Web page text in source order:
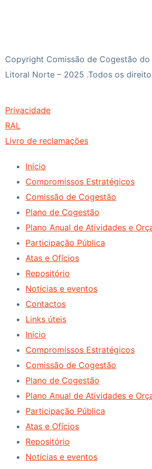
Copyright Comissão de Cogestão
Litoral Norte – 2025 .Todos os
Privacidade
RAL
Livro de reclamações
Início
Compromissos Estratégicos
Comissão de Cogestão
Plano de Cogestão
Plano Anual de Atividades e
Participação Pública
Atas e Ofícios
Repositório
Notícias e eventos
Contactos
Links úteis
Início
Compromissos Estratégicos
Comissão de Cogestão
Plano de Cogestão
Plano Anual de Atividades e
Participação Pública
Atas e Ofícios
Repositório
Notícias e eventos